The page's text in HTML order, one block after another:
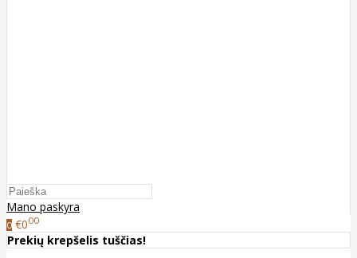
Mano paskyra
0 €000
Prekių krepšelis tuščias!